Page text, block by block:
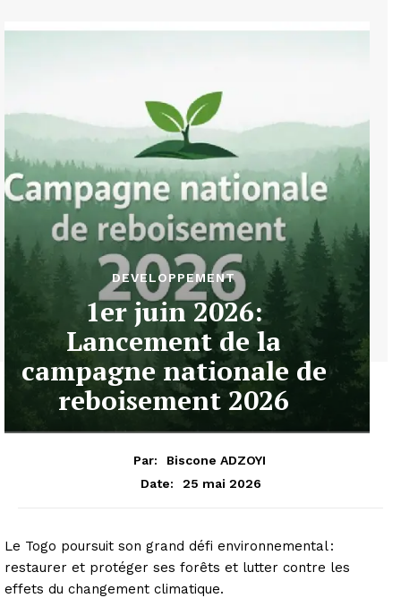
DEVELOPPEMENT
1er juin 2026:
Lancement de la
campagne nationale de
reboisement 2026
Par:
Biscone ADZOYI
Date:
25 mai 2026
Le Togo poursuit son grand défi environnemental :
restaurer et protéger ses forêts et lutter contre les
effets du changement climatique.